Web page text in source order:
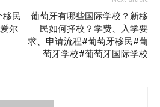
移民
尔
葡萄牙有哪些国际学校？新移
民如何择校？学费、入学要
求、申请流程#葡萄牙移民#葡
萄牙学校#葡萄牙国际学校